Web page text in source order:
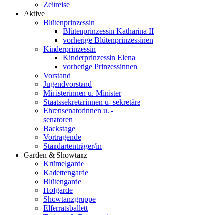
Zeitreise
Aktive
Blütenprinzessin
Blütenprinzessin Katharina II
vorherige Blütenprinzessinen
Kinderprinzessin
Kinderprinzessin Elena
vorherige Prinzessinnen
Vorstand
Jugendvorstand
Ministerinnen u. Minister
Staatssekretärinnen u- sekretäre
Ehrensenatorinnen u. -
senatoren
Backstage
Vortragende
Standartenträger/in
Garden & Showtanz
Krümelgarde
Kadettengarde
Blütengarde
Hofgarde
Showtanzgruppe
Elferratsballett